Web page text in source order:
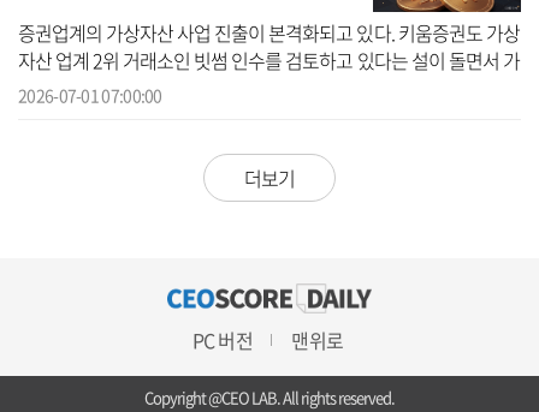
증권업계의 가상자산 사업 진출이 본격화되고 있다. 키움증권도 가상
자산 업계 2위 거래소인 빗썸 인수를 검토하고 있다는 설이 돌면서 가
상자산 업계 내 합종연횡 구도가 본격화되는 양상이다. 1일 금융투자
2026-07-01 07:00:00
더보기
PC 버전 맨위로
Copyright @CEO LAB. All rights reserved.